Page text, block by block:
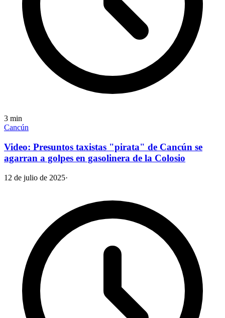
3 min
Cancún
Video: Presuntos taxistas "pirata" de Cancún se
agarran a golpes en gasolinera de la Colosio
12 de julio de 2025·